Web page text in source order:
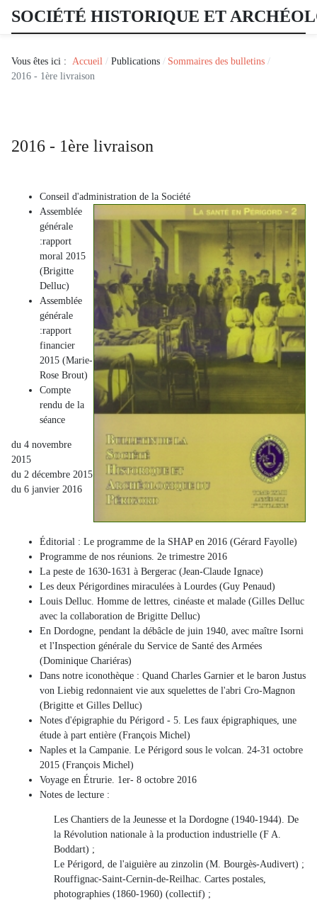
SOCIÉTÉ HISTORIQUE ET
Vous êtes ici : Accueil Publications
Sommaires des bulletins
2016 - 1ère livraison
2016 - 1ère livraison
Conseil d'administration de la Société
Assemblée
générale
:rapport
moral 2015
(Brigitte
Delluc)
Assemblée
générale
:rapport
financier
2015 (Marie-
Rose Brout)
Compte
rendu de la
séance
du 4 novembre
2015
du 2 décembre 2015
du 6 janvier 2016
Éditorial : Le programme de la SHAP en 2016 (Gérard Fayolle)
Programme de nos réunions. 2e trimestre 2016
La peste de 1630-1631 à Bergerac (Jean-Claude Ignace)
Les deux Périgordines miraculées à Lourdes (Guy Penaud)
Louis Delluc. Homme de lettres, cinéaste et malade (Gilles Delluc
avec la collaboration de Brigitte Delluc)
En Dordogne, pendant la débâcle de juin 1940, avec maître Isorni
et l'Inspection générale du Service de Santé des Armées
(Dominique Chariéras)
Dans notre iconothèque : Quand Charles Garnier et le baron Justus
von Liebig redonnaient vie aux squelettes de l'abri Cro-Magnon
(Brigitte et Gilles Delluc)
Notes d'épigraphie du Périgord - 5. Les faux épigraphiques, une
étude à part entière (François Michel)
Naples et la Campanie. Le Périgord sous le volcan. 24-31 octobre
2015 (François Michel)
Voyage en Étrurie. 1er- 8 octobre 2016
Notes de lecture :
Les Chantiers de la Jeunesse et la Dordogne (1940-1944). De
la Révolution nationale à la production industrielle (F A.
Boddart) ;
Le Périgord, de l'aiguière au zinzolin (M. Bourgès-Audivert) ;
Rouffignac-Saint-Cernin-de-Reilhac. Cartes postales,
photographies (1860-1960) (collectif) ;